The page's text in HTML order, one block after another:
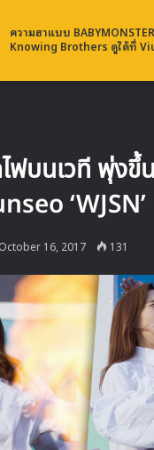
Trip ถ่ายรูปร่วมกันห
หน้าที่คุณครูของกลุ่มนักเ
งกลุ่มนักเรียนสาวจากโ
ความฮาแบบ
Knowing Brothers ดูได้ที่